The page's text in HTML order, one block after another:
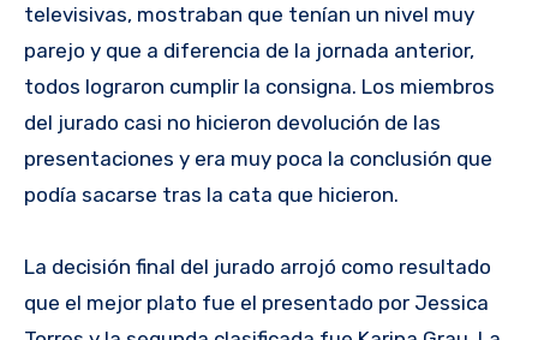
televisivas, mostraban que tenían un nivel muy
parejo y que a diferencia de la jornada anterior,
todos lograron cumplir la consigna. Los miembros
del jurado casi no hicieron devolución de las
presentaciones y era muy poca la conclusión que
podía sacarse tras la cata que hicieron.
La decisión final del jurado arrojó como resultado
que el mejor plato fue el presentado por Jessica